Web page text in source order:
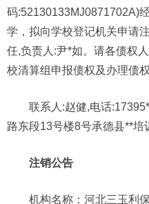
码:52130133MJ0871702A)
学，拟向学校登记机关申请
任,负责人:尹*如。请各债权
校清算组申报债权及办理债
联系人:赵健,电话
路东段13号楼8号承德县**培
注销公告
机构名称：河北三玉利